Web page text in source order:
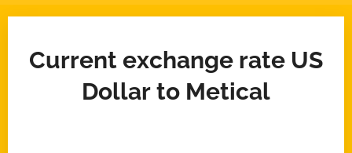
Current exchange rate US
Dollar to Metical